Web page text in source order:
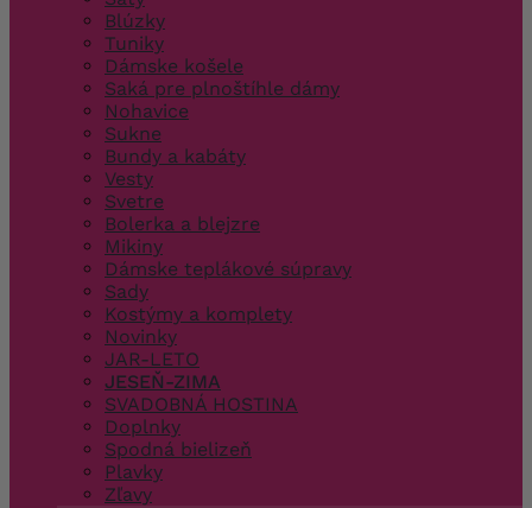
Blúzky
Tuniky
Dámske košele
Saká pre plnoštíhle dámy
Nohavice
Sukne
Bundy a kabáty
Vesty
Svetre
Bolerka a blejzre
Mikiny
Dámske teplákové súpravy
Sady
Kostýmy a komplety
Novinky
JAR-LETO
JESEŇ-ZIMA
SVADOBNÁ HOSTINA
Doplnky
Spodná bielizeň
Plavky
Zľavy